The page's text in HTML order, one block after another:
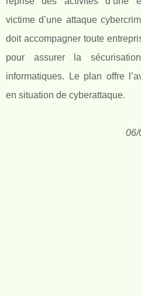
victime d’une attaque
doit accompagner toute
pour assurer la
informatiques. Le plan offre
en situation de cyberattaque.
06/